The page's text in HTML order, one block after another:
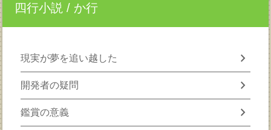
四行小説 / か行
現実が夢を追い越した chevron_right
開発者の疑問 chevron_right
鑑賞の意義 chevron_right